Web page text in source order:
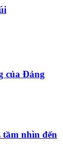
của Đảng
nhìn đến